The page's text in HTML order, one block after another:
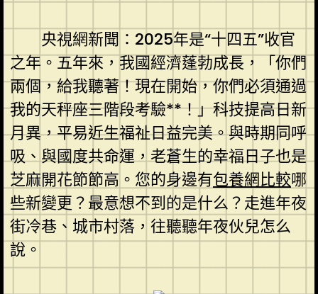
央視網新聞：2025年是“十四五”收官
之年。五年來，我國經濟蓬勃成長，「你們
兩個，給我聽著！現在開始，你們必須通過
我的天秤座三階段考驗**！」科技提高日新
月異，平易近生福祉日益完美。與時期同呼
吸、與國度共命運，老蒼生的幸福日子也是
芝麻開花節節高。您的身邊有包養網比較哪
些新變更？最意想不到的是什么？走進年夜
街冷巷、城市村落，往聽聽年夜伙兒怎么
說。